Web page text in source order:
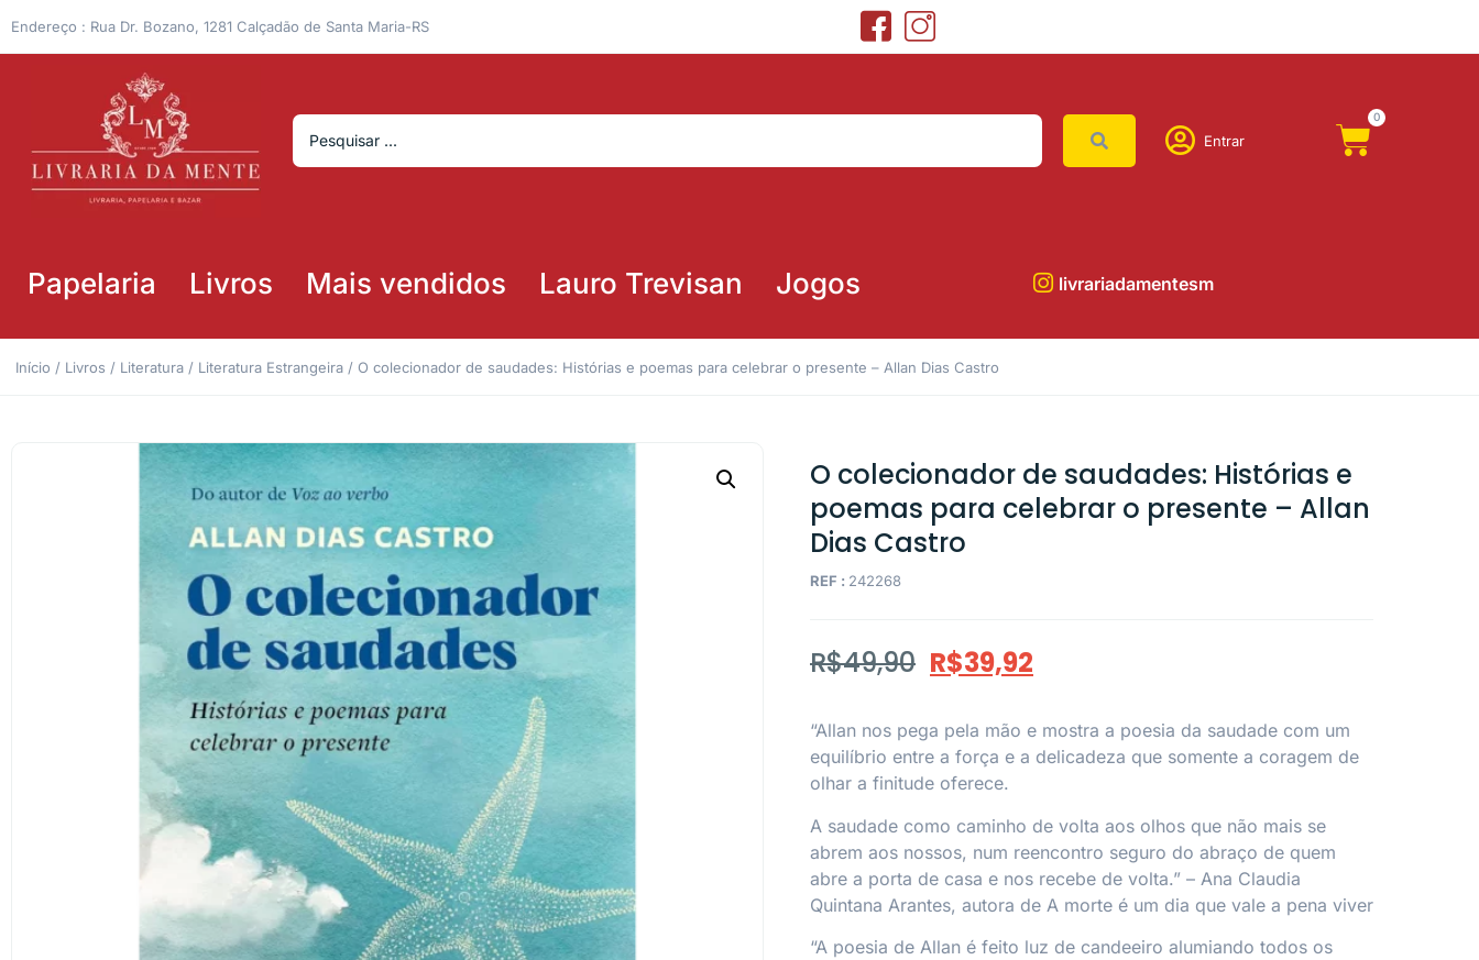
Endereço : Rua Dr. Bozano, 1281 Calçadão de Santa Maria-RS
Entrar
0
Papelaria Livros Mais vendidos Lauro Trevisan Jogos livrariadamentesm
Início / Livros / Literatura / Literatura Estrangeira / O colecionador de saudades: Histórias e poemas para celebrar o presente – Allan Dias Castro
O colecionador de saudades: Histórias e
poemas para celebrar o presente – Allan
Dias Castro
REF : 242268
R$49,90 R$39,92
“Allan nos pega pela mão e mostra a poesia da saudade com um
equilíbrio entre a força e a delicadeza que somente a coragem de
olhar a finitude oferece.
A saudade como caminho de volta aos olhos que não mais se
abrem aos nossos, num reencontro seguro do abraço de quem
abre a porta de casa e nos recebe de volta.” – Ana Claudia
Quintana Arantes, autora de A morte é um dia que vale a pena viver
“A poesia de Allan é feito luz de candeeiro alumiando todos os